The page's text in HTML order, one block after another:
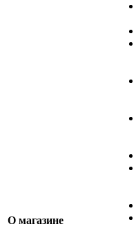
О магазине